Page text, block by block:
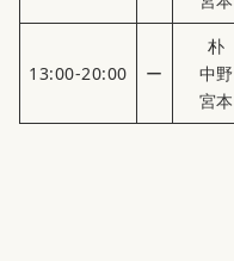
13:00-20:00 ー
朴
中野
宮本